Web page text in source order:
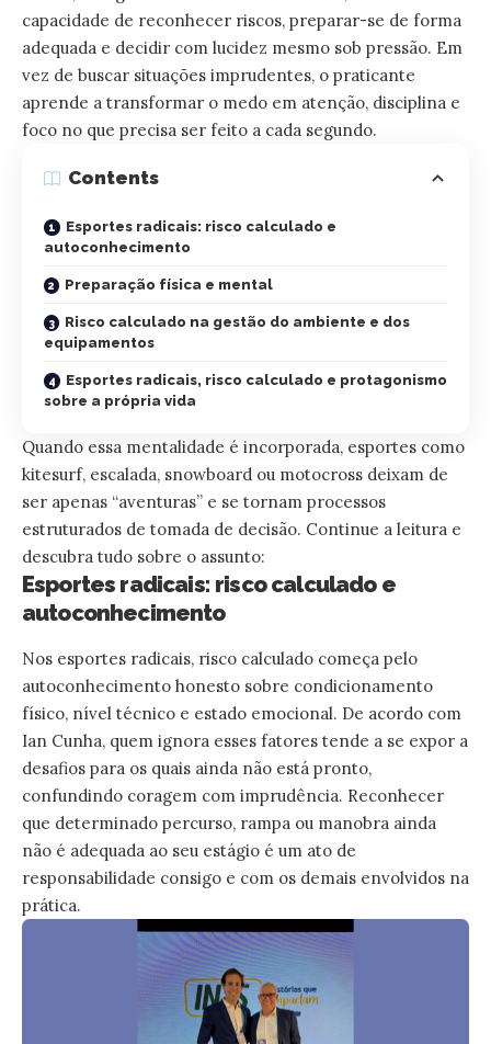
capacidade de reconhecer riscos, preparar-se de forma
adequada e decidir com lucidez mesmo sob pressão. Em
vez de buscar situações imprudentes, o praticante
aprende a transformar o medo em atenção, disciplina e
foco no que precisa ser feito a cada segundo.
Contents
Esportes radicais: risco calculado e
autoconhecimento
Preparação física e mental
Risco calculado na gestão do ambiente e dos
equipamentos
Esportes radicais, risco calculado e protagonismo
sobre a própria vida
Quando essa mentalidade é incorporada, esportes como
kitesurf, escalada, snowboard ou motocross deixam de
ser apenas “aventuras” e se tornam processos
estruturados de tomada de decisão. Continue a leitura e
descubra tudo sobre o assunto:
Esportes radicais: risco calculado e
autoconhecimento
Nos esportes radicais, risco calculado começa pelo
autoconhecimento honesto sobre condicionamento
físico, nível técnico e estado emocional. De acordo com
Ian Cunha, quem ignora esses fatores tende a se expor a
desafios para os quais ainda não está pronto,
confundindo coragem com imprudência. Reconhecer
que determinado percurso, rampa ou manobra ainda
não é adequada ao seu estágio é um ato de
responsabilidade consigo e com os demais envolvidos na
prática.